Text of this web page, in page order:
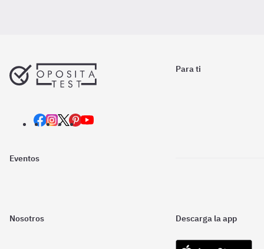
Para ti
Eventos
Nosotros Descarga la app